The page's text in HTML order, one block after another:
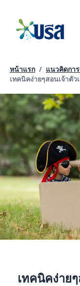
เนื้อหา
หน้าแรก / แนวคิดกา
หน้าปัจจุบัน:
เทคนิคง่ายๆสอนเจ้าตัว
เทคนิคง่าย